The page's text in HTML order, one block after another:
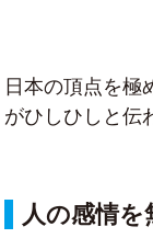
日本の頂点を極
がひしひしと伝
人の感情